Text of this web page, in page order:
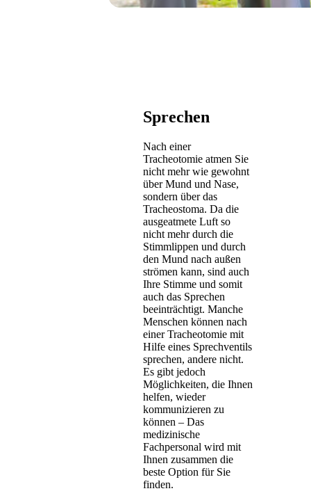
Sprechen
Nach einer
Tracheotomie atmen Sie
nicht mehr wie gewohnt
über Mund und Nase,
sondern über das
Tracheostoma. Da die
ausgeatmete Luft so
nicht mehr durch die
Stimmlippen und durch
den Mund nach außen
strömen kann, sind auch
Ihre Stimme und somit
auch das Sprechen
beeinträchtigt. Manche
Menschen können nach
einer Tracheotomie mit
Hilfe eines Sprechventils
sprechen, andere nicht.
Es gibt jedoch
Möglichkeiten, die Ihnen
helfen, wieder
kommunizieren zu
können – Das
medizinische
Fachpersonal wird mit
Ihnen zusammen die
beste Option für Sie
finden.